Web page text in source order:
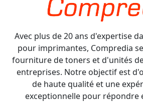
Avec plus de 20 ans d'expertise
pour imprimantes, Compredia
fourniture de toners et d'unités
entreprises. Notre objectif est
de haute qualité et une
exceptionnelle pour répondre